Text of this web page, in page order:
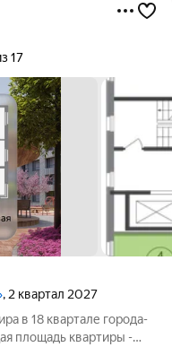
17
, 2 квартал 2027
в 18 квартале города-
площадь квартиры -